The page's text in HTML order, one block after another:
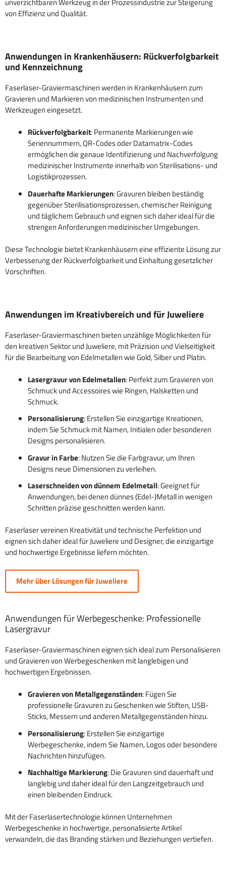
unverzichtbaren Werkzeug in der Prozessindustrie zur Steigerung
von Effizienz und Qualität.
Anwendungen in Krankenhäusern: Rückverfolgbarkeit
und Kennzeichnung
Faserlaser-Graviermaschinen werden in Krankenhäusern zum
Gravieren und Markieren von medizinischen Instrumenten und
Werkzeugen eingesetzt.
Rückverfolgbarkeit: Permanente Markierungen wie
Seriennummern, QR-Codes oder Datamatrix-Codes
ermöglichen die genaue Identifizierung und Nachverfolgung
medizinischer Instrumente innerhalb von Sterilisations- und
Logistikprozessen.
Dauerhafte Markierungen: Gravuren bleiben beständig
gegenüber Sterilisationsprozessen, chemischer Reinigung
und täglichem Gebrauch und eignen sich daher ideal für die
strengen Anforderungen medizinischer Umgebungen.
Diese Technologie bietet Krankenhäusern eine effiziente Lösung zur
Verbesserung der Rückverfolgbarkeit und Einhaltung gesetzlicher
Vorschriften.
Anwendungen im Kreativbereich und für Juweliere
Faserlaser-Graviermaschinen bieten unzählige Möglichkeiten für
den kreativen Sektor und Juweliere, mit Präzision und Vielseitigkeit
für die Bearbeitung von Edelmetallen wie Gold, Silber und Platin.
Lasergravur von Edelmetallen: Perfekt zum Gravieren von
Schmuck und Accessoires wie Ringen, Halsketten und
Schmuck.
Personalisierung: Erstellen Sie einzigartige Kreationen,
indem Sie Schmuck mit Namen, Initialen oder besonderen
Designs personalisieren.
Gravur in Farbe: Nutzen Sie die Farbgravur, um Ihren
Designs neue Dimensionen zu verleihen.
Laserschneiden von dünnem Edelmetall: Geeignet für
Anwendungen, bei denen dünnes (Edel-)Metall in wenigen
Schritten präzise geschnitten werden kann.
Faserlaser vereinen Kreativität und technische Perfektion und
eignen sich daher ideal für Juweliere und Designer, die einzigartige
und hochwertige Ergebnisse liefern möchten.
Mehr über Lösungen für Juweliere
Anwendungen für Werbegeschenke: Professionelle
Lasergravur
Faserlaser-Graviermaschinen eignen sich ideal zum Personalisieren
und Gravieren von Werbegeschenken mit langlebigen und
hochwertigen Ergebnissen.
Gravieren von Metallgegenständen: Fügen Sie
professionelle Gravuren zu Geschenken wie Stiften, USB-
Sticks, Messern und anderen Metallgegenständen hinzu.
Personalisierung: Erstellen Sie einzigartige
Werbegeschenke, indem Sie Namen, Logos oder besondere
Nachrichten hinzufügen.
Nachhaltige Markierung: Die Gravuren sind dauerhaft und
langlebig und daher ideal für den Langzeitgebrauch und
einen bleibenden Eindruck.
Mit der Faserlasertechnologie können Unternehmen
Werbegeschenke in hochwertige, personalisierte Artikel
verwandeln, die das Branding stärken und Beziehungen vertiefen.